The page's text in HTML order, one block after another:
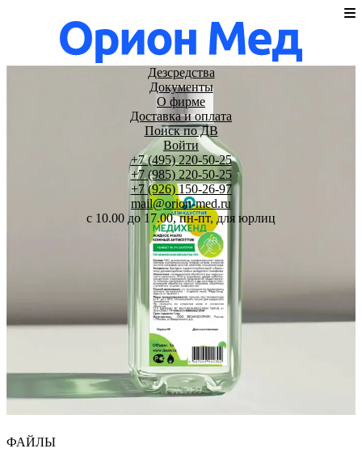
Дезсредства
Документы
О фирме
Доставка и оплата
Поиск по ДВ
Войти
+7 (495) 220-50-25
+7 (985) 220-50-25
+7 (926) 150-26-97
mail@orion-med.ru
c 10.00 до 17.00, пн-пт, для юрлиц
ФАЙЛЫ